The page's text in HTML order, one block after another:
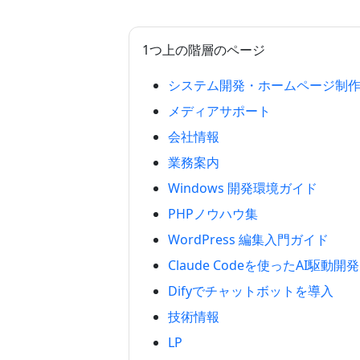
1つ上の階層のページ
システム開発・ホームページ制
メディアサポート
会社情報
業務案内
Windows 開発環境ガイド
PHPノウハウ集
WordPress 編集入門ガイド
Claude Codeを使ったAI駆動開発
Difyでチャットボットを導入
技術情報
LP